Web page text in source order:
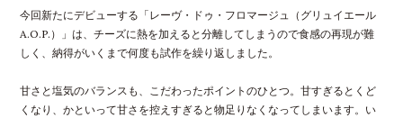
今回新たにデビューする「レーヴ・ドゥ・フロマージュ（グリュイエール
A.O.P.）」は、チーズに熱を加えると分離してしまうので食感の再現が難
しく、納得がいくまで何度も試作を繰り返しました。
甘さと塩気のバランスも、こだわったポイントのひとつ。甘すぎるとくど
くなり、かといって甘さを控えすぎると物足りなくなってしまいます。い